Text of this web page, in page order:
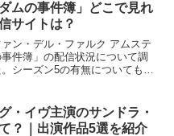
ムの事件簿」どこで見れ
サイトは？
ァン・デル・ファルク アムステ
事件簿」の配信状況について調
シーズン5の有無についてもご
・イヴ主演のサンドラ・
？｜出演作品5選を紹介